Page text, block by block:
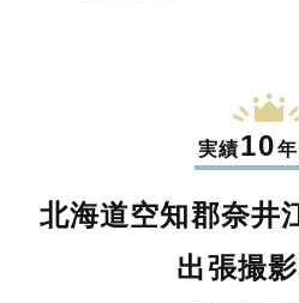
実績10
北海道空知郡奈井
出張撮